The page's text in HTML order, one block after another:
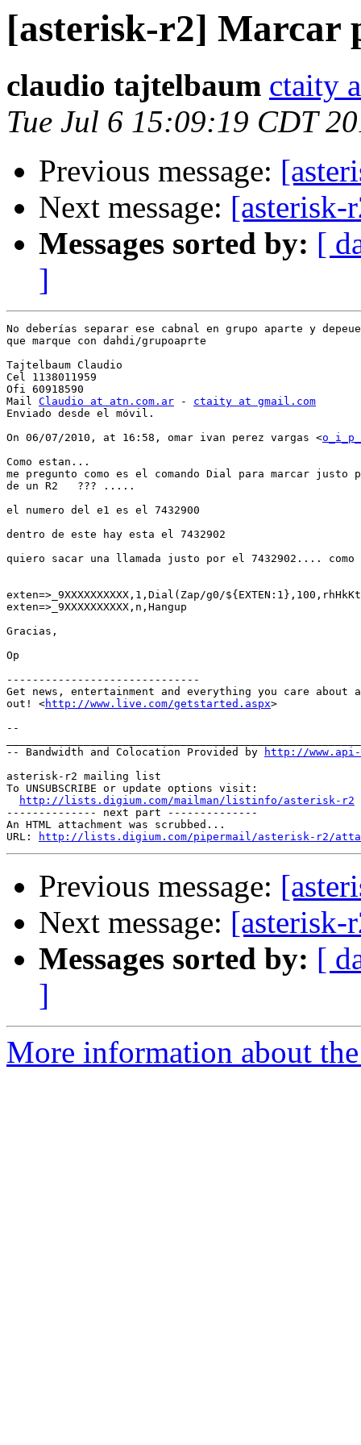
[asterisk-r2] Marcar
claudio tajtelbaum ctaity
Tue Jul 6 15:09:19 CDT
Previous message:
Next message: [asterisk-
Messages sorted by: [
]
No deberías separar ese cabnal en grupo aparte y
que marque con dahdi/grupoaprte
Tajtelbaum Claudio
Cel 1138011959
Ofi 60918590
Mail Claudio at atn.com.ar - ctaity at gmail.com
Enviado desde el móvil.
On 06/07/2010, at 16:58, omar ivan perez vargas <
Como estan...
me pregunto como es el comando Dial para marcar
de un R2   ??? .....
el numero del e1 es el 7432900
dentro de este hay esta el 7432902
quiero sacar una llamada justo por el 7432902....
exten=>_9XXXXXXXXXX,1,Dial(Zap/g0/
exten=>_9XXXXXXXXXX,n,Hangup
Gracias,
Op
------------------------------
Get news, entertainment and everything you care about
out! <http://www.live.com/getstarted.aspx>
--
-- Bandwidth and Colocation Provided by
http://
asterisk-r2 mailing list
To UNSUBSCRIBE or update options visit:
http://lists.digium.com/mailman/listinfo/asterisk-r2
-------------- next part --------------
An HTML attachment was scrubbed...
URL:
http://lists.digium.com/pipermail/asterisk-r2/
Previous message:
Next message: [asterisk-
Messages sorted by: [
]
More information about